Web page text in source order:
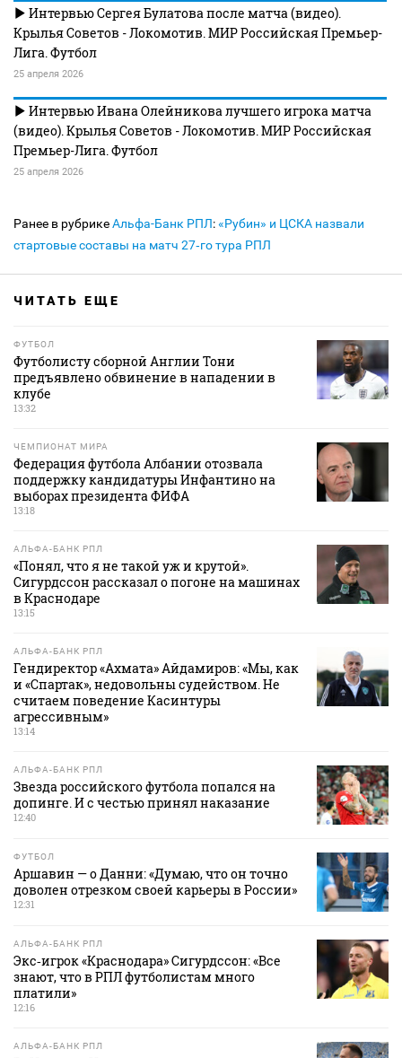
Интервью Сергея Булатова после матча (видео).
Крылья Советов - Локомотив. МИР Российская Премьер-
Лига. Футбол
25 апреля 2026
Интервью Ивана Олейникова лучшего игрока матча
(видео). Крылья Советов - Локомотив. МИР Российская
Премьер-Лига. Футбол
25 апреля 2026
Ранее в рубрикеАльфа-Банк РПЛ:«Рубин» и ЦСКА назвали
стартовые составы на матч 27‑го тура РПЛ
ЧИТАТЬ ЕЩЕ
ФУТБОЛ
Футболисту сборной Англии Тони
предъявлено обвинение в нападении в
клубе
13:32
ЧЕМПИОНАТ МИРА
Федерация футбола Албании отозвала
поддержку кандидатуры Инфантино на
выборах президента ФИФА
13:18
АЛЬФА-БАНК РПЛ
«Понял, что я не такой уж и крутой».
Сигурдссон рассказал о погоне на машинах
в Краснодаре
13:15
АЛЬФА-БАНК РПЛ
Гендиректор «Ахмата» Айдамиров: «Мы, как
и «Спартак», недовольны судейством. Не
считаем поведение Касинтуры
агрессивным»
13:14
АЛЬФА-БАНК РПЛ
Звезда российского футбола попался на
допинге. И с честью принял наказание
12:40
ФУТБОЛ
Аршавин — о Данни: «Думаю, что он точно
доволен отрезком своей карьеры в России»
12:31
АЛЬФА-БАНК РПЛ
Экс‑игрок «Краснодара» Сигурдссон: «Все
знают, что в РПЛ футболистам много
платили»
12:16
АЛЬФА-БАНК РПЛ